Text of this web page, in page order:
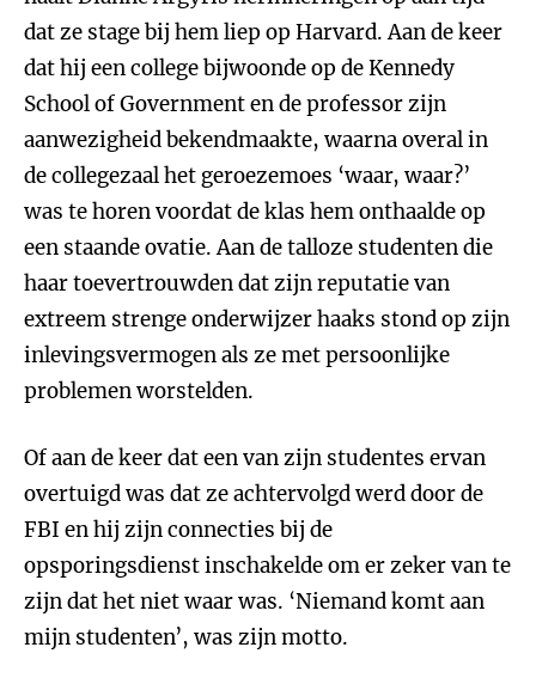
dat ze stage bij hem liep op Harvard. Aan de keer
dat hij een college bijwoonde op de Kennedy
School of Government en de professor zijn
aanwezigheid bekendmaakte, waarna overal in
de collegezaal het geroezemoes ‘waar, waar?’
was te horen voordat de klas hem onthaalde op
een staande ovatie. Aan de talloze studenten die
haar toevertrouwden dat zijn reputatie van
extreem strenge onderwijzer haaks stond op zijn
inlevingsvermogen als ze met persoonlijke
problemen worstelden.
Of aan de keer dat een van zijn studentes ervan
overtuigd was dat ze achtervolgd werd door de
FBI en hij zijn connecties bij de
opsporingsdienst inschakelde om er zeker van te
zijn dat het niet waar was. ‘Niemand komt aan
mijn studenten’, was zijn motto.